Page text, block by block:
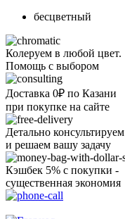
бесцветный
Колеруем в любой цвет.
Помощь с выбором
Доставка 0₽ по Казани
при покупке на сайте
Детально консультируем
и решаем вашу задачу
Кэшбек 5% с покупки -
существенная экономия